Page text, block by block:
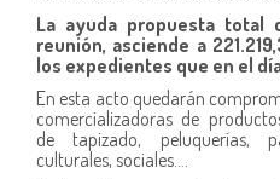
La ayuda propuesta total
reunión, asciende a
los expedientes que en el
En esta acto quedarán
comercializadoras de
de tapizado, peluquerías,
culturales, sociales….